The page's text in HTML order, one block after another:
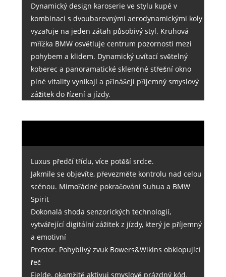
Dynamický design karoserie ve stylu kupé v
kombinaci s dvoubarevnými aerodynamickými koly
vyzařuje na jeden zátah působivý styl. Kruhová
mřížka BMW osvětluje centrum pozornosti mezi
pohybem a klidem. Dynamický uvítací světelný
koberec a panoramatické skleněné střešní okno
plné vitality vynikají a přinášejí příjemný smyslový
zážitek do řízení a jízdy.
Luxus předčí třídu, více potěší srdce.
Jakmile se objevíte, převezměte kontrolu nad celou
scénou. Mimořádné pokračování Suhua a BMW
Spirit
Dokonalá shoda senzorických technologií,
vytvářející digitální zážitek z jízdy, který je příjemný
a emotivní
Prostor. Pohyblivý zvuk Bowers&Wikins obklopující
řeč
Fielde, okamžitě aktivuj smyslově prázdný kód.